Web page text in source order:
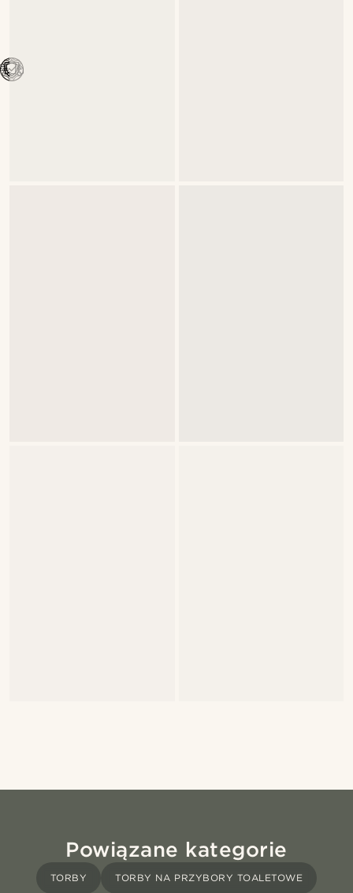
Powiązane kategorie
TORBY TORBY NA PRZYBORY TOALETOWE